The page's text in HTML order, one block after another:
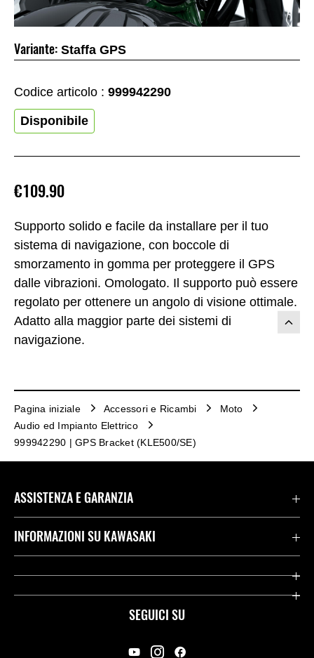
Supporto solido e facile da installare per il tuo
sistema di navigazione, con boccole di
smorzamento in gomma per proteggere il GPS
dalle vibrazioni. Omologato. Il supporto può essere
regolato per ottenere un angolo di visione ottimale.
Adatto alla maggior parte dei sistemi di
navigazione.
€109.90
Variante: Staffa GPS
Codice articolo : 999942290
Disponibile
Pagina iniziale Accessori e Ricambi
Moto
Audio ed Impianto Elettrico
999942290 | GPS Bracket (KLE500/SE)
SEGUICI SU
ASSISTENZA E GARANZIA
Assistenza Stradale Kawasaki
Kawasaki Care
INFORMAZIONI SU KAWASAKI
Società